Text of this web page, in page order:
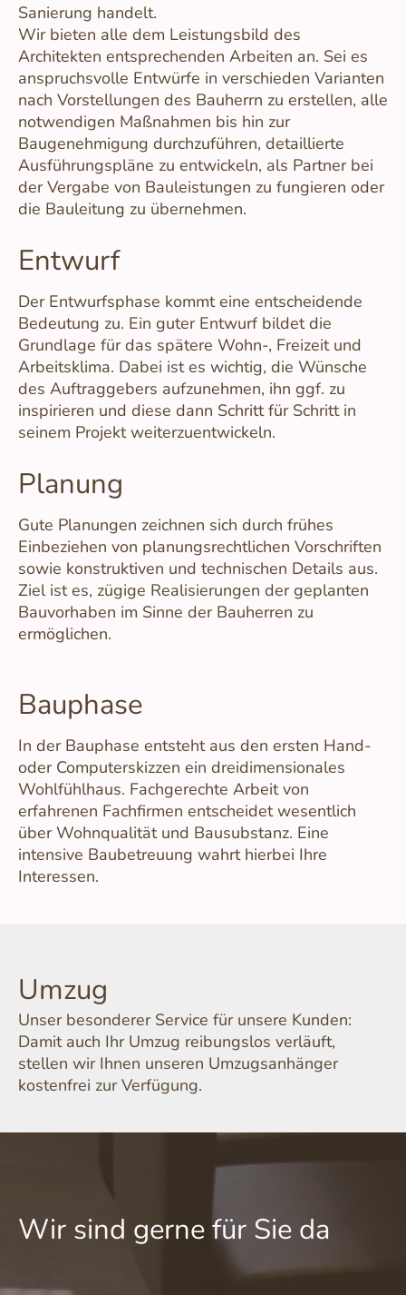
Sanierung handelt.
Wir bieten alle dem Leistungsbild des
Architekten entsprechenden Arbeiten an. Sei es
anspruchsvolle Entwürfe in verschieden Varianten
nach Vorstellungen des Bauherrn zu erstellen, alle
notwendigen Maßnahmen bis hin zur
Baugenehmigung durchzuführen, detaillierte
Ausführungspläne zu entwickeln, als Partner bei
der Vergabe von Bauleistungen zu fungieren oder
die Bauleitung zu übernehmen.
Entwurf
Der Entwurfsphase kommt eine entscheidende
Bedeutung zu. Ein guter Entwurf bildet die
Grundlage für das spätere Wohn-, Freizeit und
Arbeitsklima. Dabei ist es wichtig, die Wünsche
des Auftraggebers aufzunehmen, ihn ggf. zu
inspirieren und diese dann Schritt für Schritt in
seinem Projekt weiterzuentwickeln.
Planung
Gute Planungen zeichnen sich durch frühes
Einbeziehen von planungsrechtlichen Vorschriften
sowie konstruktiven und technischen Details aus.
Ziel ist es, zügige Realisierungen der geplanten
Bauvorhaben im Sinne der Bauherren zu
ermöglichen.
Bauphase
In der Bauphase entsteht aus den ersten Hand-
oder Computerskizzen ein dreidimensionales
Wohlfühlhaus. Fachgerechte Arbeit von
erfahrenen Fachfirmen entscheidet wesentlich
über Wohnqualität und Bausubstanz. Eine
intensive Baubetreuung wahrt hierbei Ihre
Interessen.
Umzug
Unser besonderer Service für unsere Kunden:
Damit auch Ihr Umzug reibungslos verläuft,
stellen wir Ihnen unseren Umzugsanhänger
kostenfrei zur Verfügung.
Wir sind gerne für Sie da